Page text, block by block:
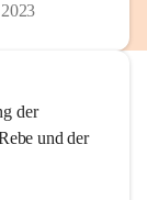
der
und der